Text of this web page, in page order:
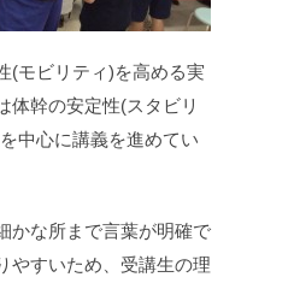
(モビリティ)を高める実
体幹の安定性(スタビリ
中心に講義を進めてい
かな所まで言葉が明確で
やすいため、受講生の理